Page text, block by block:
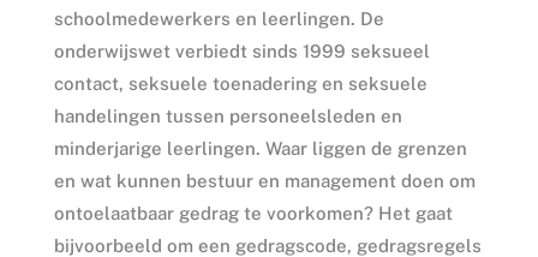
schoolmedewerkers en leerlingen. De
onderwijswet verbiedt sinds 1999 seksueel
contact, seksuele toenadering en seksuele
handelingen tussen personeelsleden en
minderjarige leerlingen. Waar liggen de grenzen
en wat kunnen bestuur en management doen om
ontoelaatbaar gedrag te voorkomen? Het gaat
bijvoorbeeld om een gedragscode, gedragsregels